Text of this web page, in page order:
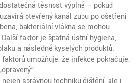
těsnost výplně – pokud
otevřený kanál zubu po ošetření
bakteriální vlákna se mohou
faktor je špatná ústní hygiena,
a následně kyselých produktů.
umožňuje, že infekce pokračuje,
správnou techniku čištění, ale i